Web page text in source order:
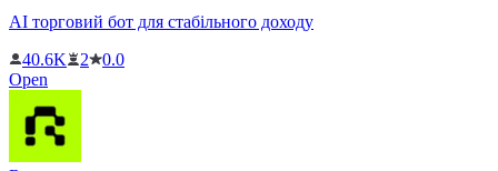
AI торговий бот для стабільного доходу
40.6K
2
0.0
Open